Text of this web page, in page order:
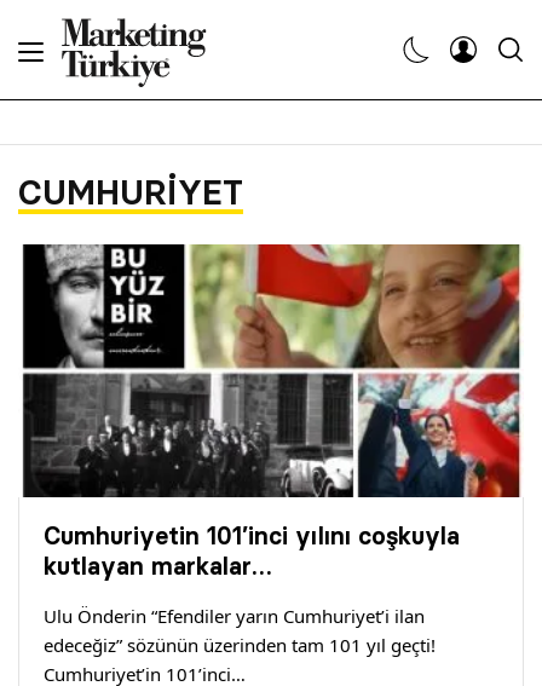
CUMHURIYET
Cumhuriyetin 101’inci yılını coşkuyla
kutlayan markalar…
Ulu Önderin “Efendiler yarın Cumhuriyet’i ilan
edeceğiz” sözünün üzerinden tam 101 yıl geçti!
Cumhuriyet’in 101’inci…
Dergiler
Etkinlikler
Söyleşiler
Kariyer
Yazarlar
Araştırma